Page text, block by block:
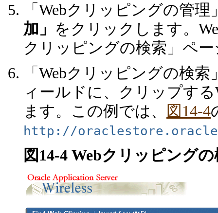
「Webクリッピングの管
加」 をクリックします。
クリッピングの検索」ペ
「Webクリッピングの検
ィールドに、クリップす
ます。この例では、
図14-4
http://
図14-4 Webクリッピング